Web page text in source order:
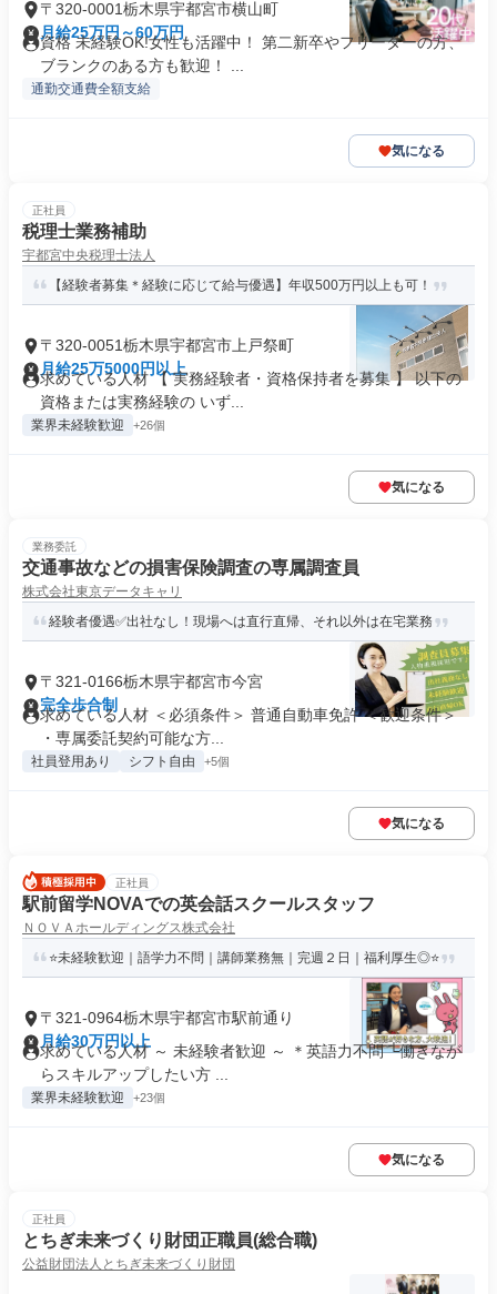
〒320-0001栃木県宇都宮市横山町
月給25万円～60万円
資格 未経験OK!女性も活躍中！ 第二新卒やフリーターの方、
ブランクのある方も歓迎！ ...
通勤交通費全額支給
気になる
正社員
税理士業務補助
宇都宮中央税理士法人
【経験者募集＊経験に応じて給与優遇】年収500万円以上も可！
〒320-0051栃木県宇都宮市上戸祭町
月給25万5000円以上
求めている人材 【 実務経験者・資格保持者を募集 】 以下の
資格または実務経験の いず...
業界未経験歓迎 +26個
気になる
業務委託
交通事故などの損害保険調査の専属調査員
株式会社東京データキャリ
経験者優遇✅️出社なし！現場へは直行直帰、それ以外は在宅業務
〒321-0166栃木県宇都宮市今宮
完全歩合制
求めている人材 ＜必須条件＞ 普通自動車免許 ＜歓迎条件＞
・専属委託契約可能な方...
社員登用あり シフト自由 +5個
気になる
正社員
駅前留学NOVAでの英会話スクールスタッフ
ＮＯＶＡホールディングス株式会社
⭐未経験歓迎｜語学力不問｜講師業務無｜完週２日｜福利厚生◎⭐
〒321-0964栃木県宇都宮市駅前通り
月給30万円以上
求めている人材 ～ 未経験者歓迎 ～ ＊英語力不問 └働きなが
らスキルアップしたい方 ...
業界未経験歓迎 +23個
気になる
正社員
とちぎ未来づくり財団正職員(総合職)
公益財団法人とちぎ未来づくり財団